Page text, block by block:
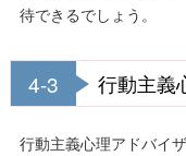
待できるでしょう。
4-3 行動主義
行動主義心理アドバイ